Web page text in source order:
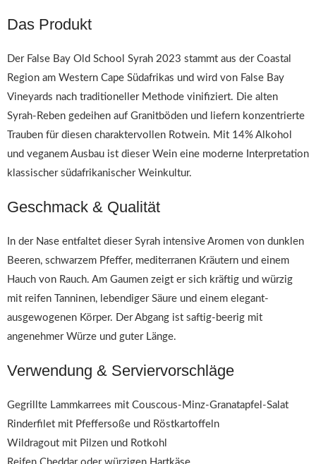
Das Produkt
Der False Bay Old School Syrah 2023 stammt aus der Coastal
Region am Western Cape Südafrikas und wird von False Bay
Vineyards nach traditioneller Methode vinifiziert. Die alten
Syrah-Reben gedeihen auf Granitböden und liefern konzentrierte
Trauben für diesen charaktervollen Rotwein. Mit 14% Alkohol
und veganem Ausbau ist dieser Wein eine moderne Interpretation
klassischer südafrikanischer Weinkultur.
Geschmack & Qualität
In der Nase entfaltet dieser Syrah intensive Aromen von dunklen
Beeren, schwarzem Pfeffer, mediterranen Kräutern und einem
Hauch von Rauch. Am Gaumen zeigt er sich kräftig und würzig
mit reifen Tanninen, lebendiger Säure und einem elegant-
ausgewogenen Körper. Der Abgang ist saftig-beerig mit
angenehmer Würze und guter Länge.
Verwendung & Serviervorschläge
Gegrillte Lammkarrees mit Couscous-Minz-Granatapfel-Salat
Rinderfilet mit Pfeffersoße und Röstkartoffeln
Wildragout mit Pilzen und Rotkohl